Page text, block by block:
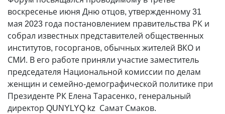
воскресенье июня Дню отцов, утвержденному 31
мая 2023 года постановлением правительства РК и
собрал известных представителей общественных
институтов, госорганов, обычных жителей ВКО и
СМИ. В его работе приняли участие заместитель
председателя Национальной комиссии по делам
женщин и семейно-демографической политике при
Президенте РК Елена Тарасенко, генеральный
директор QUNYLYQ kz Самат Смаков.